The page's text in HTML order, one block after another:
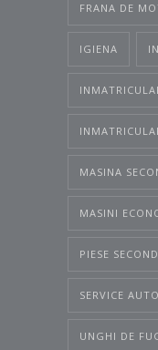
FRANA DE
IGIENA
MASINA
MASINI
PIESE
SERVICE AUTO
UNGHI DE